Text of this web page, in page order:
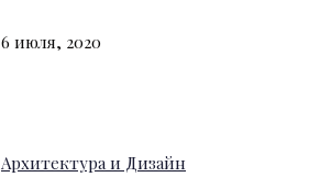
6 июля, 2020
Архитектура и Дизайн